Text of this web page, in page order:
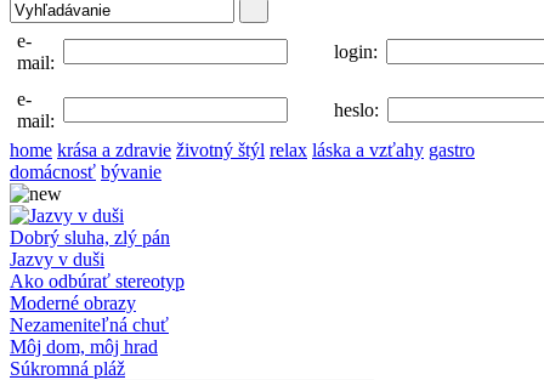
e-
mail:
login:
e-
mail:
heslo:
home krása a zdravie životný štýl relax láska a vzťahy gastro
domácnosť bývanie
Dobrý sluha, zlý pán
Jazvy v duši
Ako odbúrať stereotyp
Moderné obrazy
Nezameniteľná chuť
Môj dom, môj hrad
Súkromná pláž